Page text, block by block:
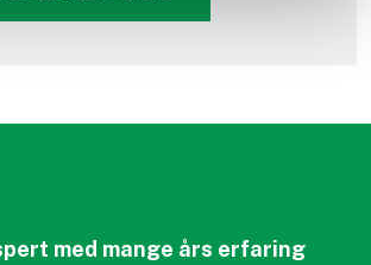
med mange års erfaring